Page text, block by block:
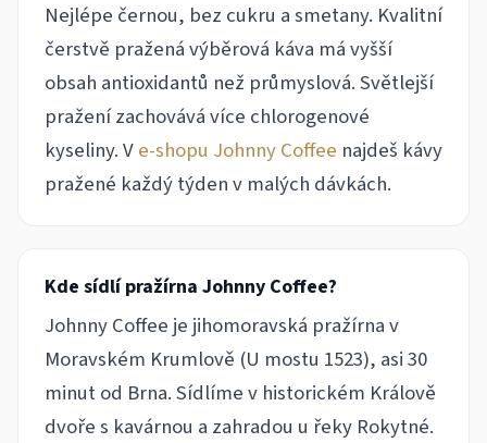
Nejlépe černou, bez cukru a smetany. Kvalitní
čerstvě pražená výběrová káva má vyšší
obsah antioxidantů než průmyslová. Světlejší
pražení zachovává více chlorogenové
kyseliny. Ve-shopu Johnny Coffee najdeš kávy
pražené každý týden v malých dávkách.
Kde sídlí pražírna Johnny Coffee?
Johnny Coffee je jihomoravská pražírna v
Moravském Krumlově (U mostu 1523), asi 30
minut od Brna. Sídlíme v historickém Králově
dvoře s kavárnou a zahradou u řeky Rokytné.